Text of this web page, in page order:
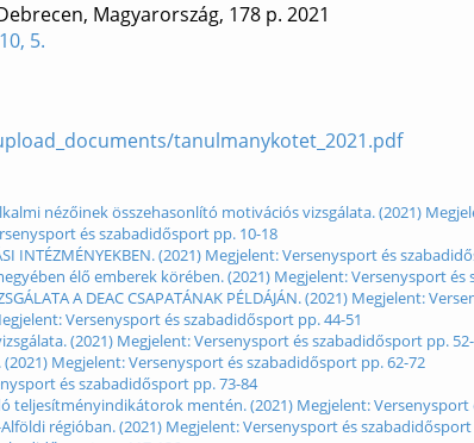
Magyarország, 178 p. 2021
5.
tanulmanykotet_2021.pdf
nézőinek összehasonlító motivációs vizsgálata. (2021)
és szabadidősport pp. 10-18
INTÉZMÉNYEKBEN. (2021) Megjelent: Versenysport és
élő emberek körében. (2021) Megjelent: Versenysport
A DEAC CSAPATÁNAK PÉLDÁJÁN. (2021) Megjelent:
Versenysport és szabadidősport pp. 44-51
(2021) Megjelent: Versenysport és szabadidősport pp.
Megjelent: Versenysport és szabadidősport pp. 62-72
és szabadidősport pp. 73-84
mentén. (2021) Megjelent: Versenysport
régióban. (2021) Megjelent: Versenysport és